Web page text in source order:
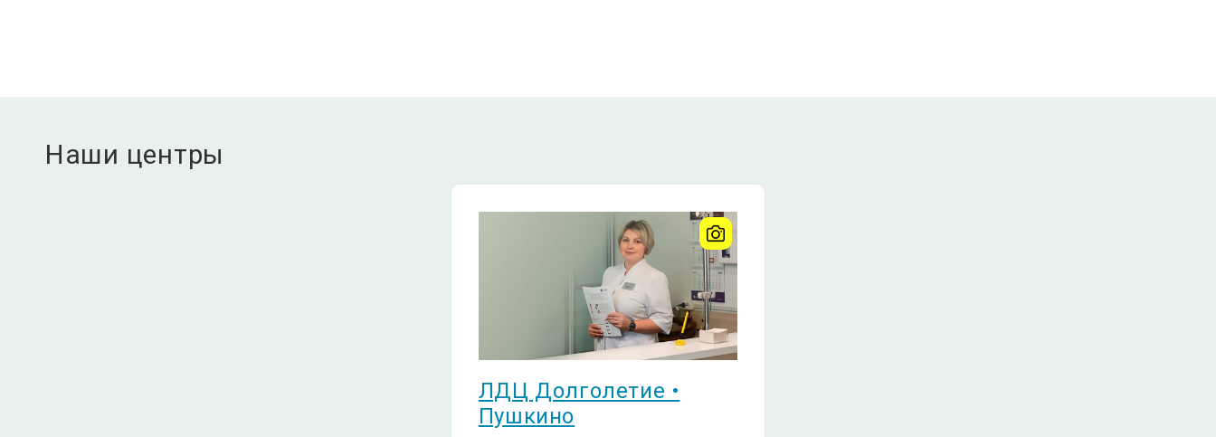
SPERO-screen - исследование на определение готовности организма к
12000
Кардиориск триглицериды холестерин общий ХС / ЛПВП / ЛПНП
индекс атерогенности АлАТ АсАТ креатинкиназа МВ С-реактивный
белок ЛДГ ЛДГ-1 изофермент хлор калий натрий протромбиновый
3200
Наши центры
ЛДЦ Долголетие •
Пушкино